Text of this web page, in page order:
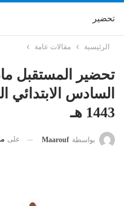
تحضير
الرئيسية مقالات عامة
تحضير المستقبل
السادس الابتدائي
1443 هـ
بواسطة Maarouf على